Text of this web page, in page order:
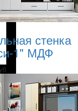
стенка
1" МДФ